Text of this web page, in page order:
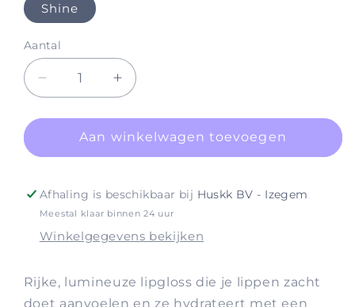
Shine
Aantal
Aantal
verlagen
voor
Gloss
Aantal
verhogen
voor
Lip
Gloss
Aan winkelwagen toevoegen
Afhaling is beschikbaar bij Huskk BV - Izegem
Meestal klaar binnen 24 uur
Winkelgegevens bekijken
Rijke, lumineuze lipgloss die je lippen zacht
doet aanvoelen en ze hydrateert met een